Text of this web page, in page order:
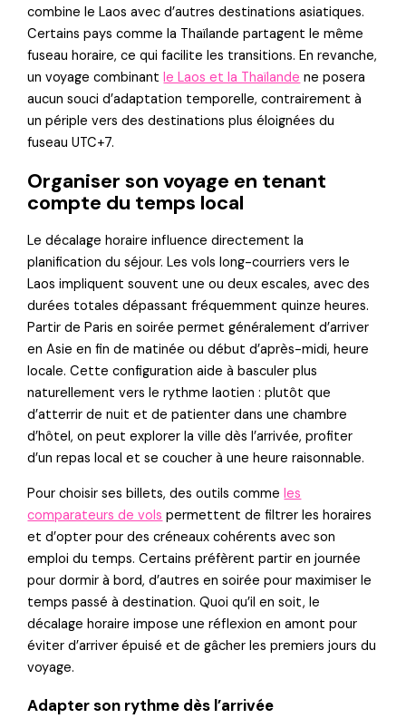
combine le Laos avec d’autres destinations asiatiques.
Certains pays comme la Thaïlande partagent le même
fuseau horaire, ce qui facilite les transitions. En revanche,
un voyage combinantle Laos et la Thaïlande ne posera
aucun souci d’adaptation temporelle, contrairement à
un périple vers des destinations plus éloignées du
fuseau UTC+7.
Organiser son voyage en tenant
compte du temps local
Le décalage horaire influence directement la
planification du séjour. Les vols long-courriers vers le
Laos impliquent souvent une ou deux escales, avec des
durées totales dépassant fréquemment quinze heures.
Partir de Paris en soirée permet généralement d’arriver
en Asie en fin de matinée ou début d’après-midi, heure
locale. Cette configuration aide à basculer plus
naturellement vers le rythme laotien : plutôt que
d’atterrir de nuit et de patienter dans une chambre
d’hôtel, on peut explorer la ville dès l’arrivée, profiter
d’un repas local et se coucher à une heure raisonnable.
Pour choisir ses billets, des outils commeles
comparateurs de vols permettent de filtrer les horaires
et d’opter pour des créneaux cohérents avec son
emploi du temps. Certains préfèrent partir en journée
pour dormir à bord, d’autres en soirée pour maximiser le
temps passé à destination. Quoi qu’il en soit, le
décalage horaire impose une réflexion en amont pour
éviter d’arriver épuisé et de gâcher les premiers jours du
voyage.
Adapter son rythme dès l’arrivée